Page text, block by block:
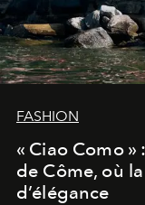
FASHION
« Ciao Como »
de Côme, où
d’élégance